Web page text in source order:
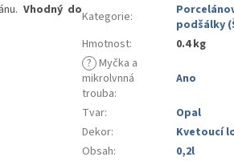
Vhodný doKategorie:
podšálky
Hmotnost:
0.4 kg
? Myčka a
mikrolvnná
trouba:
Ano
Tvar:
Opal
Dekor:
Kvetoucí
Obsah:
0,2l